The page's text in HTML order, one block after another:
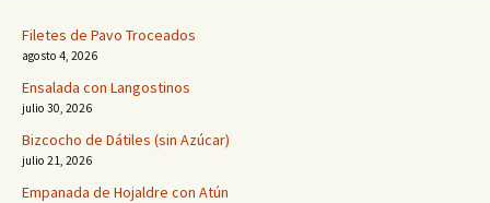
Filetes de Pavo Troceados
agosto 4, 2026
Ensalada con Langostinos
julio 30, 2026
Bizcocho de Dátiles (sin Azúcar)
julio 21, 2026
Empanada de Hojaldre con Atún